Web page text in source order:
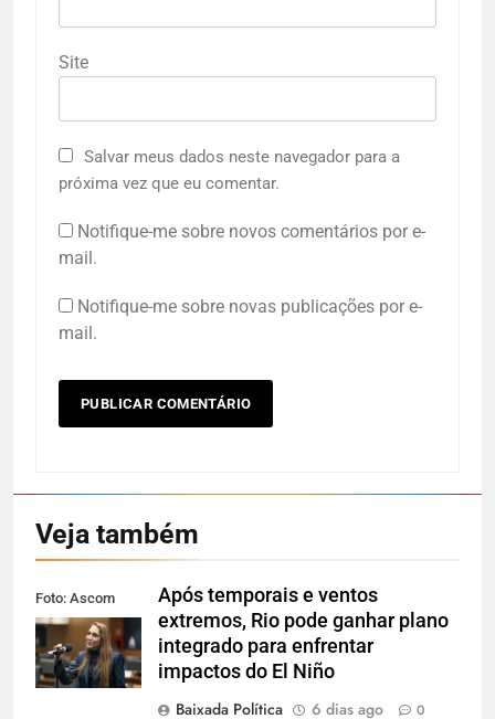
Site
Salvar meus dados neste navegador para a
próxima vez que eu comentar.
Notifique-me sobre novos comentários por e-
mail.
Notifique-me sobre novas publicações por e-
mail.
Veja também
Foto: Ascom
Alerj
Após temporais e ventos
extremos, Rio pode ganhar plano
integrado para enfrentar
impactos do El Niño
Baixada Política
6 dias ago 0